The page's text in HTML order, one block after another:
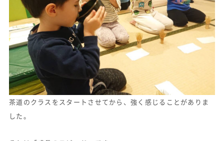
茶道のクラスをスタートさせてから、強く感じることがありま
した。